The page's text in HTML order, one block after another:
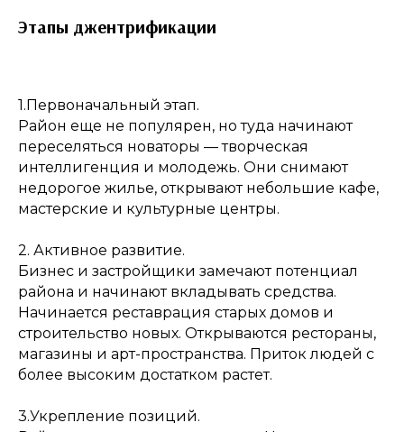
Этапы джентрификации
1.Первоначальный этап.
Район еще не популярен, но туда начинают
переселяться новаторы — творческая
интеллигенция и молодежь. Они снимают
недорогое жилье, открывают небольшие кафе,
мастерские и культурные центры.
2. Активное развитие.
Бизнес и застройщики замечают потенциал
района и начинают вкладывать средства.
Начинается реставрация старых домов и
строительство новых. Открываются рестораны,
магазины и арт-пространства. Приток людей с
более высоким достатком растет.
3.Укрепление позиций.